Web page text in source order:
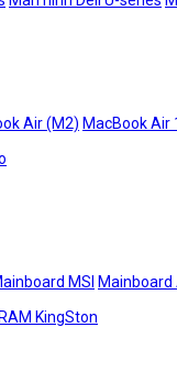
Air (M2) MacBook Air
MSI Mainboard
RAM KingSton